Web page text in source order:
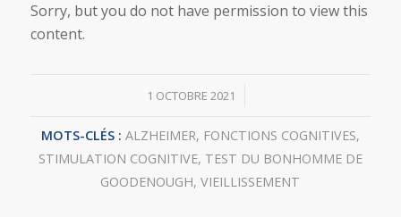
Sorry, but you do not have permission to view this
content.
1 OCTOBRE 2021
/
MOTS-CLÉS : ALZHEIMER, FONCTIONS COGNITIVES,
STIMULATION COGNITIVE, TEST DU BONHOMME DE
GOODENOUGH,VIEILLISSEMENT